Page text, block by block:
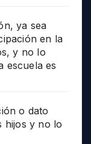
ya sea
en la
y no lo
escuela es
o dato
hijos y no lo